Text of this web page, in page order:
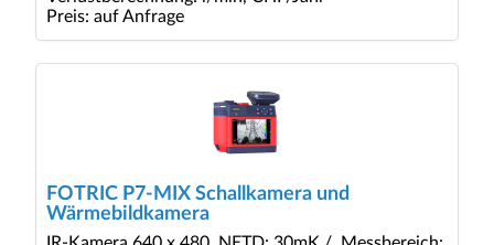
Preis: auf Anfrage
FOTRIC P7-MIX Schallkamera und
Wärmebildkamera